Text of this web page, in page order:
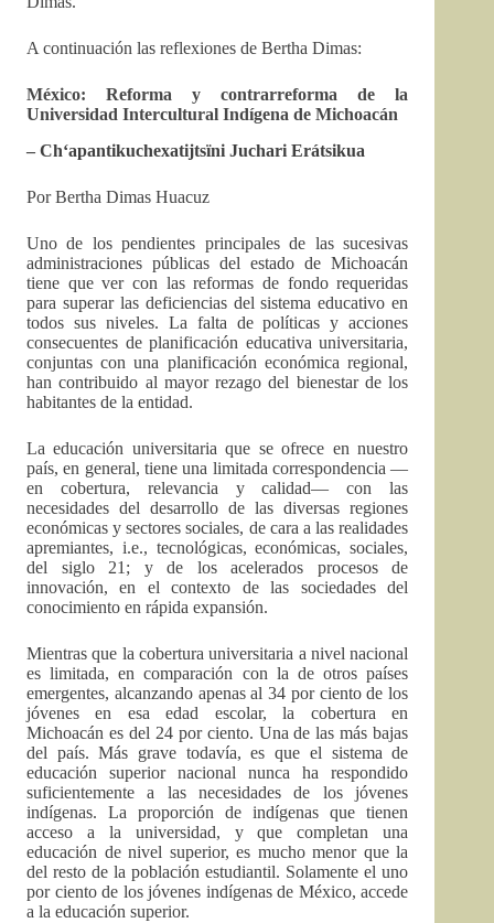
A continuación las reflexiones de Bertha Dimas:
México: Reforma y contrarreforma de la
Universidad Intercultural Indígena de Michoacán
– Ch‘apantikuchexatijtsïni Juchari Erátsikua
Por Bertha Dimas Huacuz
Uno de los pendientes principales de las sucesivas
administraciones públicas del estado de Michoacán
tiene que ver con las reformas de fondo requeridas
para superar las deficiencias del sistema educativo en
todos sus niveles. La falta de políticas y acciones
consecuentes de planificación educativa universitaria,
conjuntas con una planificación económica regional,
han contribuido al mayor rezago del bienestar de los
habitantes de la entidad.
La educación universitaria que se ofrece en nuestro
país, en general, tiene una limitada correspondencia —
en cobertura, relevancia y calidad— con las
necesidades del desarrollo de las diversas regiones
económicas y sectores sociales, de cara a las realidades
apremiantes, i.e., tecnológicas, económicas, sociales,
del siglo 21; y de los acelerados procesos de
innovación, en el contexto de las sociedades del
conocimiento en rápida expansión.
Mientras que la cobertura universitaria a nivel nacional
es limitada, en comparación con la de otros países
emergentes, alcanzando apenas al 34 por ciento de los
jóvenes en esa edad escolar, la cobertura en
Michoacán es del 24 por ciento. Una de las más bajas
del país. Más grave todavía, es que el sistema de
educación superior nacional nunca ha respondido
suficientemente a las necesidades de los jóvenes
indígenas. La proporción de indígenas que tienen
acceso a la universidad, y que completan una
educación de nivel superior, es mucho menor que la
del resto de la población estudiantil. Solamente el uno
por ciento de los jóvenes indígenas de México, accede
a la educación superior.